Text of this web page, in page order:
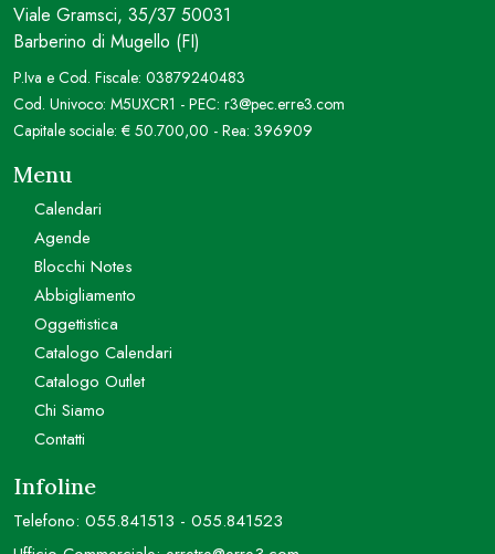
Viale Gramsci, 35/37 50031
Barberino di Mugello (FI)
P.Iva e Cod. Fiscale: 03879240483
Cod. Univoco: M5UXCR1 - PEC: r3@pec.erre3.com
Capitale sociale: € 50.700,00 - Rea: 396909
Menu
Calendari
Agende
Blocchi Notes
Abbigliamento
Oggettistica
Catalogo Calendari
Catalogo Outlet
Chi Siamo
Contatti
Infoline
Telefono: 055.841513 - 055.841523